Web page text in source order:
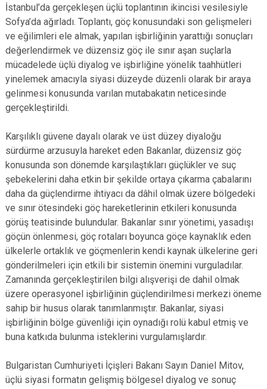
İstanbul’da gerçekleşen üçlü toplantının ikincisi vesilesiyle
Sofya’da ağırladı. Toplantı, göç konusundaki son gelişmeleri
ve eğilimleri ele almak, yapılan işbirliğinin yarattığı sonuçları
değerlendirmek ve düzensiz göç ile sınır aşan suçlarla
mücadelede üçlü diyalog ve işbirliğine yönelik taahhütleri
yinelemek amacıyla siyasi düzeyde düzenli olarak bir araya
gelinmesi konusunda varılan mutabakatın neticesinde
gerçekleştirildi.
Karşılıklı güvene dayalı olarak ve üst düzey diyaloğu
sürdürme arzusuyla hareket eden Bakanlar, düzensiz göç
konusunda son dönemde karşılaştıkları güçlükler ve suç
şebekelerini daha etkin bir şekilde ortaya çıkarma çabalarını
daha da güçlendirme ihtiyacı da dâhil olmak üzere bölgedeki
ve sınır ötesindeki göç hareketlerinin etkileri konusunda
görüş teatisinde bulundular. Bakanlar sınır yönetimi, yasadışı
göçün önlenmesi, göç rotaları boyunca göçe kaynaklık eden
ülkelerle ortaklık ve göçmenlerin kendi kaynak ülkelerine geri
gönderilmeleri için etkili bir sistemin önemini vurguladılar.
Zamanında gerçekleştirilen bilgi alışverişi de dahil olmak
üzere operasyonel işbirliğinin güçlendirilmesi merkezi öneme
sahip bir husus olarak tanımlanmıştır. Bakanlar, siyasi
işbirliğinin bölge güvenliği için oynadığı rolü kabul etmiş ve
buna katkıda bulunma isteklerini vurgulamışlardır.
Bulgaristan Cumhuriyeti İçişleri Bakanı Sayın Daniel Mitov,
üçlü siyasi formatın gelişmiş bölgesel diyalog ve sonuç